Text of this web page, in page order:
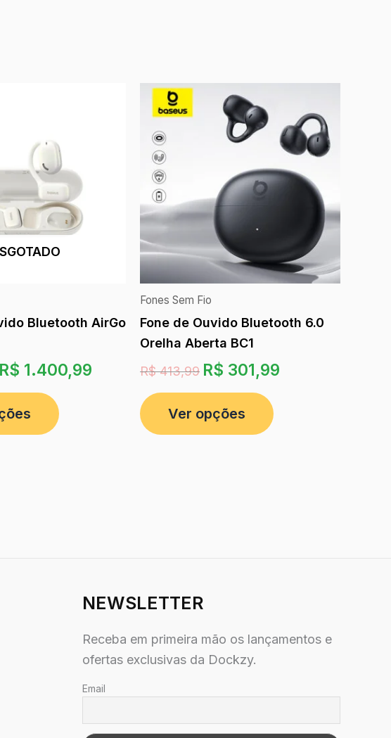
Bluetooth AirGo
R$ 1.400,99
Fones Sem Fio
Fone de Ouvido Bluetooth 6.0
Orelha Aberta BC1
R$413,99 R$ 301,99
Ver opções
NEWSLETTER
Receba em primeira mão os lançamentos e
ofertas exclusivas da Dockzy.
Email